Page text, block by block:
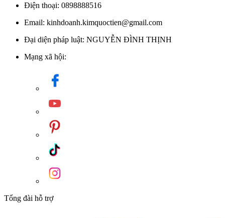
Điện thoại: 0898888516
Email: kinhdoanh.kimquoctien@gmail.com
Đại diện pháp luật: NGUYỄN ĐÌNH THỊNH
Mạng xã hội:
Tổng đài hỗ trợ